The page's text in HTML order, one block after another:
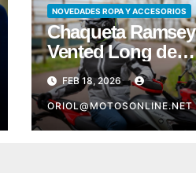
NOVEDADES ROPA Y ACCESORIOS
Chaqueta Ramsey
Vented Long de
Acerbis
FEB 18, 2026
ORIOL@MOTOSONLINE.NET